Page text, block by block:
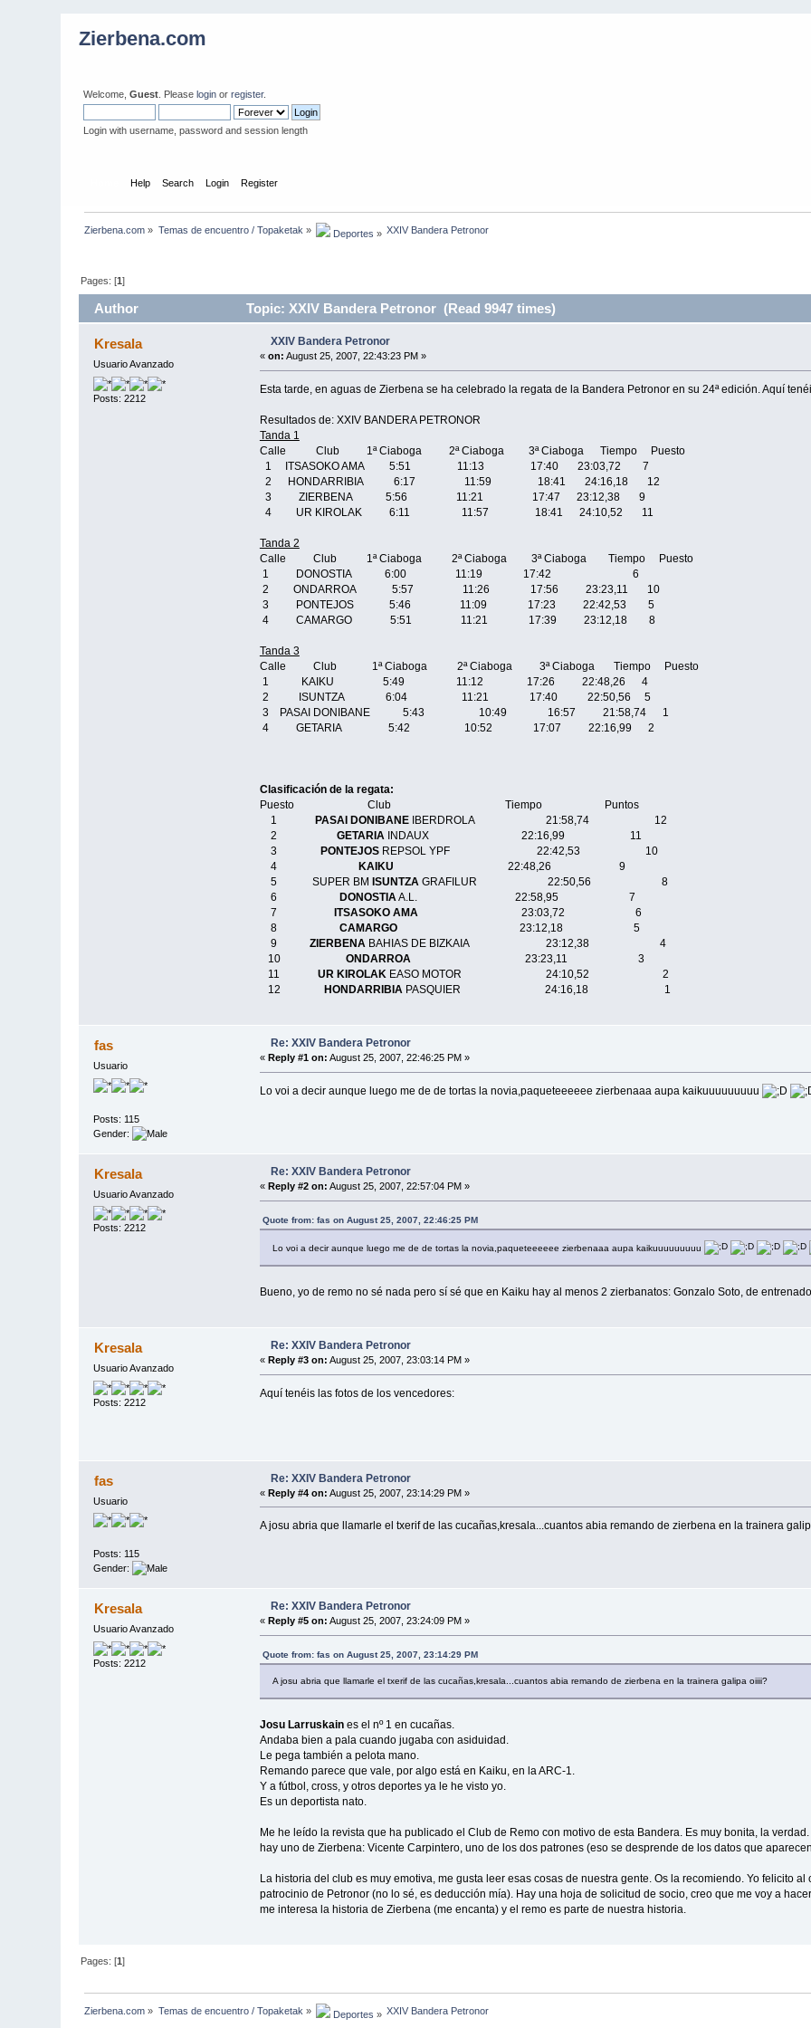
Zierbena.com
Welcome,Guest . Pleaselogin orregister.
Login with username, password and session length
Help Search Login Register
Zierbena.com » Temas de encuentro / Topaketak » Deportes » XXIV Bandera Petronor
Pages: [1]
Author Topic: XXIV Bandera Petronor (Read 9947 times)
Kresala
Usuario Avanzado
Posts: 2212
XXIV Bandera Petronor
« on: August 25, 2007, 22:43:23 PM »
Esta tarde, en aguas de Zierbena se ha celebrado la regata de la Bandera Petronor en su 24ª edición. Aquí
Resultados de: XXIV BANDERA PETRONOR
Tanda 1
Calle Club 1ª Ciaboga 2ª Ciaboga 3ª Ciaboga Tiempo Puesto
1 ITSASOKO AMA 5:51 11:13 17:40 23:03,72 7
2 HONDARRIBIA 6:17 11:59 18:41 24:16,18 12
3 ZIERBENA 5:56 11:21 17:47 23:12,38 9
4 UR KIROLAK 6:11 11:57 18:41 24:10,52 11
Tanda 2
Calle Club 1ª Ciaboga 2ª Ciaboga 3ª Ciaboga Tiempo Puesto
1 DONOSTIA 6:00 11:19 17:42 6
2 ONDARROA 5:57 11:26 17:56 23:23,11 10
3 PONTEJOS 5:46 11:09 17:23 22:42,53 5
4 CAMARGO 5:51 11:21 17:39 23:12,18 8
Tanda 3
Calle Club 1ª Ciaboga 2ª Ciaboga 3ª Ciaboga Tiempo Puesto
1 KAIKU 5:49 11:12 17:26 22:48,26 4
2 ISUNTZA 6:04 11:21 17:40 22:50,56 5
3 PASAI DONIBANE 5:43 10:49 16:57 21:58,74 1
4 GETARIA 5:42 10:52 17:07 22:16,99 2
Clasificación de la regata:
Puesto Club Tiempo Puntos
1
PASAI DONIBANEIBERDROLA 21:58,74 12
2 GETARIAINDAUX 22:16,99 11
3
PONTEJOSREPSOL YPF 22:42,53 10
4
KAIKU
22:48,26 9
5 SUPER BM ISUNTZAGRAFILUR 22:50,56 8
6
DONOSTIAA.L. 22:58,95 7
7
ITSASOKO AMA23:03,72 6
8 CAMARGO
23:12,18 5
9 ZIERBENA BAHIAS DE BIZKAIA 23:12,38 4
10
ONDARROA
23:23,11 3
11 UR KIROLAKEASO MOTOR 24:10,52 2
12
HONDARRIBIA PASQUIER 24:16,18 1
fas
Usuario
Posts: 115
Gender:
Re: XXIV Bandera Petronor
« Reply #1 on: August 25, 2007, 22:46:25 PM »
Lo voi a decir aunque luego me de de tortas la novia,paqueteeeeee zierbenaaa aupa kaikuuuuuuuuu
Kresala
Usuario Avanzado
Posts: 2212
Re: XXIV Bandera Petronor
« Reply #2 on: August 25, 2007, 22:57:04 PM »
Quote from: fas on August 25, 2007, 22:46:25 PM
Lo voi a decir aunque luego me de de tortas la novia,paqueteeeeee zierbenaaa aupa kaikuuuuuuuuu
Bueno, yo de remo no sé nada pero sí sé que en Kaiku hay al menos 2 zierbanatos: Gonzalo Soto, de
Kresala
Usuario Avanzado
Posts: 2212
Re: XXIV Bandera Petronor
« Reply #3 on: August 25, 2007, 23:03:14 PM »
Aquí tenéis las fotos de los vencedores:
fas
Usuario
Posts: 115
Gender:
Re: XXIV Bandera Petronor
« Reply #4 on: August 25, 2007, 23:14:29 PM »
A josu abria que llamarle el txerif de las cucañas,kresala...cuantos abia remando de zierbena en la trainera
Kresala
Usuario Avanzado
Posts: 2212
Re: XXIV Bandera Petronor
« Reply #5 on: August 25, 2007, 23:24:09 PM »
Quote from: fas on August 25, 2007, 23:14:29 PM
A josu abria que llamarle el txerif de las cucañas,kresala...cuantos abia remando de zierbena en la trainera galipa oiiii?
Josu Larruskain es el nº 1 en cucañas.
Andaba bien a pala cuando jugaba con asiduidad.
Le pega también a pelota mano.
Remando parece que vale, por algo está en Kaiku, en la ARC-1.
Y a fútbol, cross, y otros deportes ya le he visto yo.
Es un deportista nato.
Me he leído la revista que ha publicado el Club de Remo con motivo de esta Bandera. Es muy bonita, la
hay uno de Zierbena: Vicente Carpintero, uno de los dos patrones (eso se desprende de los datos que
La historia del club es muy emotiva, me gusta leer esas cosas de nuestra gente. Os la recomiendo. Yo felicito
patrocinio de Petronor (no lo sé, es deducción mía). Hay una hoja de solicitud de socio, creo que me voy a
me interesa la historia de Zierbena (me encanta) y el remo es parte de nuestra historia.
Pages: [1]
Zierbena.com » Temas de encuentro / Topaketak » Deportes » XXIV Bandera Petronor